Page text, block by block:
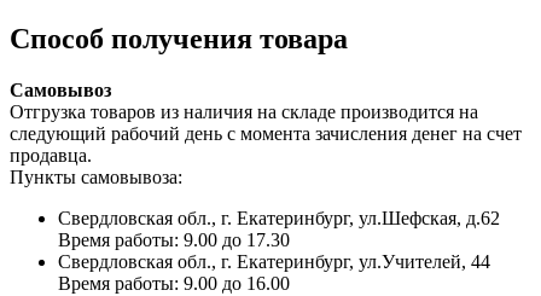
Способ получения товара
Самовывоз
Отгрузка товаров из наличия на складе производится на
следующий рабочий день с момента зачисления денег на счет
продавца.
Пункты самовывоза:
Свердловская обл., г. Екатеринбург, ул.Шефская, д.62
Время работы: 9.00 до 17.30
Свердловская обл., г. Екатеринбург, ул.Учителей, 44
Время работы: 9.00 до 16.00